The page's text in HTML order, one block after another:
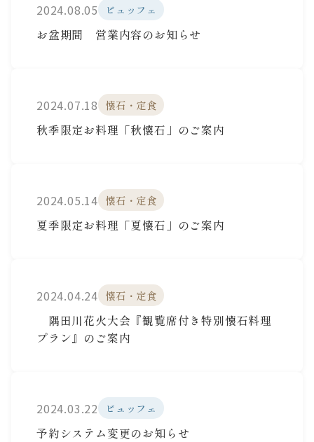
2024.08.05 ビュッフェ
お盆期間 営業内容のお知らせ
2024.07.18 懐石・定食
秋季限定お料理「秋懐石」のご案内
2024.05.14 懐石・定食
夏季限定お料理「夏懐石」のご案内
2024.04.24 懐石・定食
隅田川花火大会『観覧席付き特別懐石料理
プラン』のご案内
2024.03.22 ビュッフェ
予約システム変更のお知らせ